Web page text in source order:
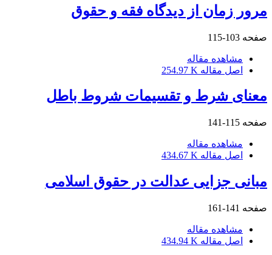
مرور زمان از دیدگاه فقه و حقوق
صفحه 103-115
مشاهده مقاله
اصل مقاله 254.97 K
معنای شرط و تقسیمات شروط باطل
صفحه 115-141
مشاهده مقاله
اصل مقاله 434.67 K
مبانی جزایی عدالت در حقوق اسلامی
صفحه 141-161
مشاهده مقاله
اصل مقاله 434.94 K